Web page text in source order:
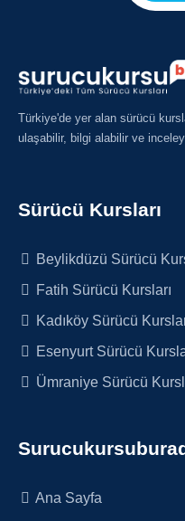
Türkiye'de yer alan sürücü
ulaşabilir, bilgi alabilir ve
Sürücü Kursları
Beylikdüzü Sürücü
Fatih Sürücü Kursları
Kadıköy Sürücü
Esenyurt Sürücü
Ümraniye Sürücü
Ana Sayfa